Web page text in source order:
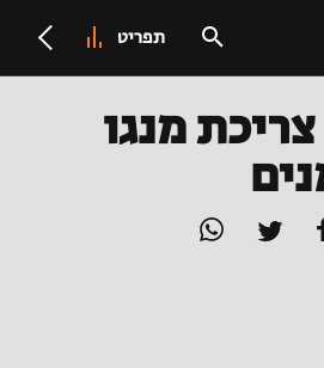
תפריט
מנגו